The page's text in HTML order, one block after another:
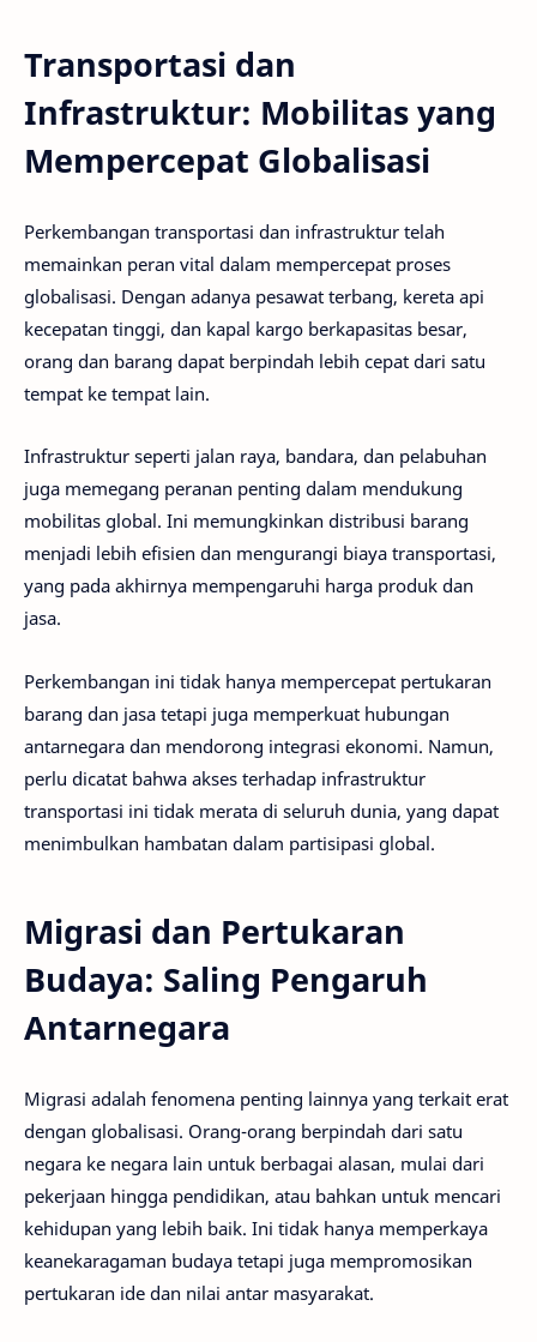
Transportasi dan
Infrastruktur: Mobilitas yang
Mempercepat Globalisasi
Perkembangan transportasi dan infrastruktur telah
memainkan peran vital dalam mempercepat proses
globalisasi. Dengan adanya pesawat terbang, kereta api
kecepatan tinggi, dan kapal kargo berkapasitas besar,
orang dan barang dapat berpindah lebih cepat dari satu
tempat ke tempat lain.
Infrastruktur seperti jalan raya, bandara, dan pelabuhan
juga memegang peranan penting dalam mendukung
mobilitas global. Ini memungkinkan distribusi barang
menjadi lebih efisien dan mengurangi biaya transportasi,
yang pada akhirnya mempengaruhi harga produk dan
jasa.
Perkembangan ini tidak hanya mempercepat pertukaran
barang dan jasa tetapi juga memperkuat hubungan
antarnegara dan mendorong integrasi ekonomi. Namun,
perlu dicatat bahwa akses terhadap infrastruktur
transportasi ini tidak merata di seluruh dunia, yang dapat
menimbulkan hambatan dalam partisipasi global.
Migrasi dan Pertukaran
Budaya: Saling Pengaruh
Antarnegara
Migrasi adalah fenomena penting lainnya yang terkait erat
dengan globalisasi. Orang-orang berpindah dari satu
negara ke negara lain untuk berbagai alasan, mulai dari
pekerjaan hingga pendidikan, atau bahkan untuk mencari
kehidupan yang lebih baik. Ini tidak hanya memperkaya
keanekaragaman budaya tetapi juga mempromosikan
pertukaran ide dan nilai antar masyarakat.